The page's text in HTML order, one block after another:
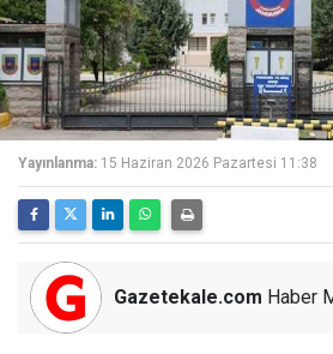
Yayınlanma: 15 Haziran 2026 Pazartesi 11:38
Gazetekale.com Haber